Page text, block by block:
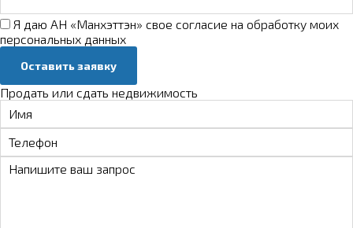
Я даю АН «Манхэттэн» свое согласие на обработку моих
персональных данных
Оставить заявку
Продать или сдать недвижимость